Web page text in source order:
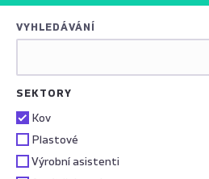
VYHLEDÁVÁNÍ
SEKTORY
Kov
Plastové
Výrobní asistenti